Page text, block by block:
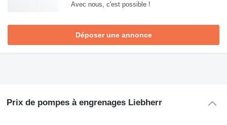
Avec nous, c'est possible !
Déposer une annonce
Prix de pompes à engrenages Liebherr